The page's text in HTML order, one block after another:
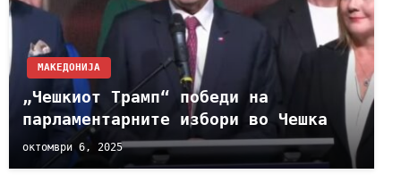
МАКЕДОНИЈА
„Чешкиот Трамп“ победи на
парламентарните избори во Чешка
октомври 6, 2025